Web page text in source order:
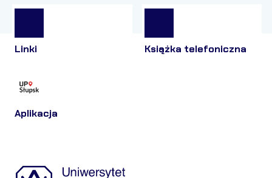
Linki Książka telefoniczna
Aplikacja